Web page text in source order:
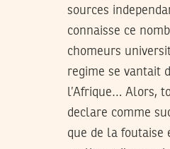
sources
connaisse ce
chomeurs
regime se vantait
l’Afrique… Alors,
declare comme
que de la foutaise